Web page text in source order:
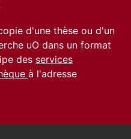
d'une thèse ou d'un
uO dans un format
des services
à l'adresse